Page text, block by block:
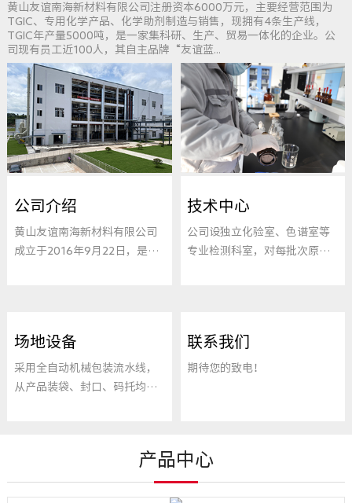
黄山友谊南海新材料有限公司注册资本6000万元，主要经营范围为
TGIC、专用化学产品、化学助剂制造与销售，现拥有4条生产线，
TGIC年产量5000吨，是一家集科研、生产、贸易一体化的企业。公
司现有员工近100人，其自主品牌“友谊蓝...
公司介绍
黄山友谊南海新材料有限公司
成立于2016年9月22日，是由
技术中心
公司设独立化验室、色谱室等
专业检测科室，对每批次原材
场地设备
采用全自动机械包装流水线，
从产品装袋、封口、码托均由
联系我们
期待您的致电！
产品中心